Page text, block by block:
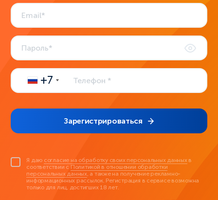
+7
Зарегистрироваться
Я даю согласие на обработку своих персональных данныхв
соответствии с Политикой в отношении обработки
персональных данных, а также на получение рекламно-
информационных рассылок. Регистрация в сервисе возможна
только для лиц, достигших 18 лет.